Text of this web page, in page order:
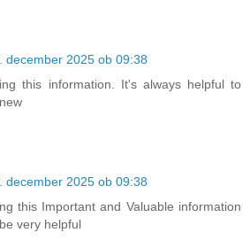
december 2025 ob 09:38
this information. It's always helpful to
december 2025 ob 09:38
this Important and Valuable information
very helpful